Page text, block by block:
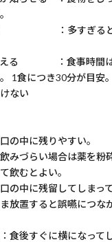
る ：多すぎると誤
える ：食事時間は
1食につき30分が目安。
ない
中に残りやすい。
場合は薬を粉砕す
飲むとよい。
の中に残留してしまっ
と誤嚥につながる
食後すぐに横になって